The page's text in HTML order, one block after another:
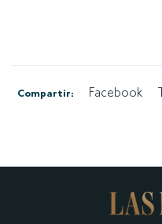
Compartir: Facebook